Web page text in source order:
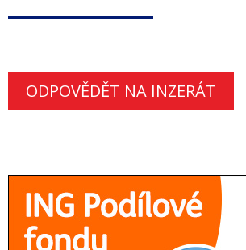
ODPOVĚDĚT NA INZERÁT